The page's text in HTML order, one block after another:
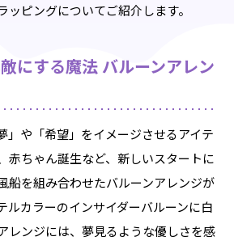
ッピングについてご紹介します。
にする魔法 バルーンアレン
」や「希望」をイメージさせるアイテ
赤ちゃん誕生など、新しいスタートに
船を組み合わせたバルーンアレンジが
ルカラーのインサイダーバルーンに白
レンジには、夢見るような優しさを感